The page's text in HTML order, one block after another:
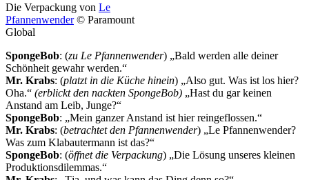
Die Verpackung von Le
Pfannenwender© Paramount
Global
SpongeBob: (zu Le Pfannenwender) „Bald werden alle deiner
Schönheit gewahr werden.“
Mr. Krabs: (platzt in die Küche hinein) „Also gut. Was ist los hier?
Oha.“ (erblickt den nackten SpongeBob) „Hast du gar keinen
Anstand am Leib, Junge?“
SpongeBob: „Mein ganzer Anstand ist hier reingeflossen.“
Mr. Krabs: (betrachtet den Pfannenwender) „Le Pfannenwender?
Was zum Klabautermann ist das?“
SpongeBob: (öffnet die Verpackung) „Die Lösung unseres kleinen
Produktionsdilemmas.“